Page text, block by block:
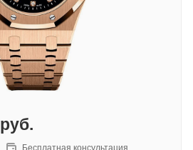
руб.
Бесплатная консультация